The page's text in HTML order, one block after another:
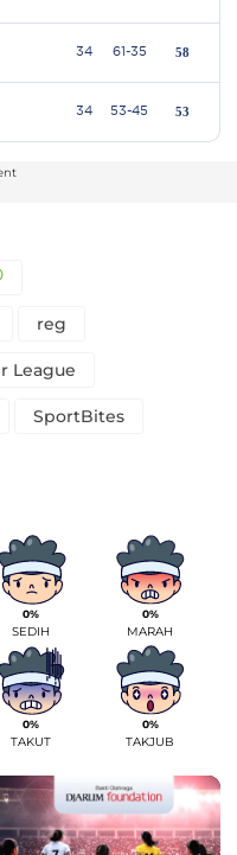
reg
League
SportBites
0%
SEDIH
0%
MARAH
0%
TAKUT
0%
TAKJUB